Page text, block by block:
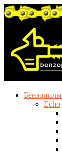
Бензопилы
Echo